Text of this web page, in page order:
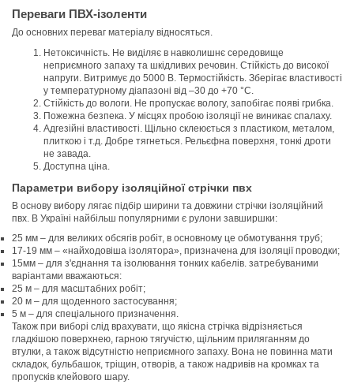
Переваги ПВХ-ізоленти
До основних переваг матеріалу відносяться.
Нетоксичність. Не виділяє в навколишнє середовище
неприємного запаху та шкідливих речовин. Стійкість до високої
напруги. Витримує до 5000 В. Термостійкість. Зберігає властивості
у температурному діапазоні від –30 до +70 °С.
Стійкість до вологи. Не пропускає вологу, запобігає появі грибка.
Пожежна безпека. У місцях пробою ізоляції не виникає спалаху.
Адгезійні властивості. Щільно склеюється з пластиком, металом,
плиткою і т.д. Добре тягнеться. Рельєфна поверхня, тонкі дроти
не завада.
Доступна ціна.
Параметри вибору ізоляційної стрічки пвх
В основу вибору лягає підбір ширини та довжини стрічки ізоляційний
пвх. В Україні найбільш популярними є рулони завширшки:
25 мм – для великих обсягів робіт, в основному це обмотування труб;
17-19 мм – «найходовіша ізолятора», призначена для ізоляції проводки;
15мм – для з'єднання та ізолювання тонких кабелів. затребуваними
варіантами вважаються:
25 м – для масштабних робіт;
20 м – для щоденного застосування;
5 м – для спеціального призначення.
Також при виборі слід врахувати, що якісна стрічка відрізняється
гладкішою поверхнею, гарною тягучістю, щільним приляганням до
втулки, а також відсутністю неприємного запаху. Вона не повинна мати
складок, бульбашок, тріщин, отворів, а також надривів на кромках та
пропусків клейового шару.